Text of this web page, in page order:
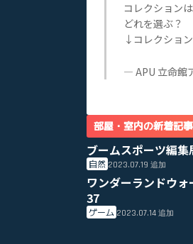
コレクション
どれを選ぶ？
↓コレクショ
— APU 立命館
部屋・室内の新着記事
ブームスポーツ編集
自然 2023.07.19追加
ワンダーランドウォ
37
ゲーム 2023.07.14追加